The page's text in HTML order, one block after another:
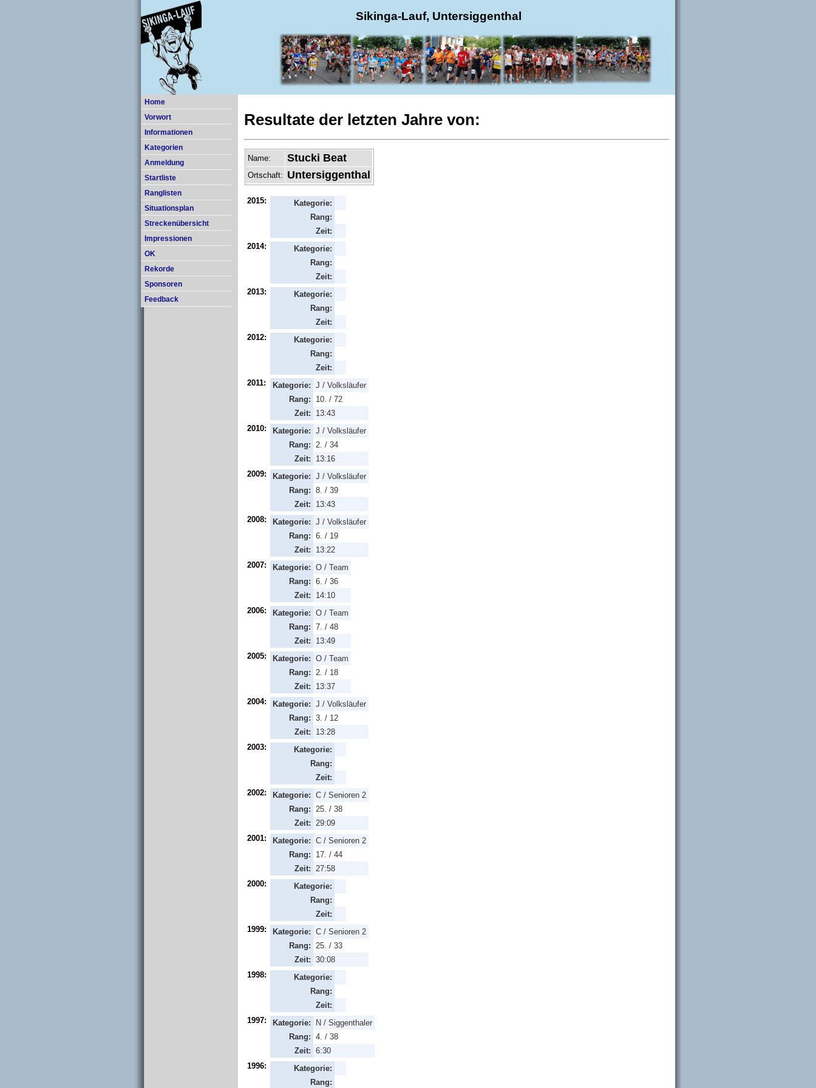
Sikinga-Lauf, Untersiggenthal
Home
Vorwort
Informationen
Kategorien
Anmeldung
Startliste
Ranglisten
Situationsplan
Streckenübersicht
Impressionen
OK
Rekorde
Sponsoren
Feedback
Resultate der letzten Jahre von:
Name: Stucki Beat
Ortschaft: Untersiggenthal
2015:
Kategorie:
Rang:
Zeit:
2014:
Kategorie:
Rang:
Zeit:
2013:
Kategorie:
Rang:
Zeit:
2012:
Kategorie:
Rang:
Zeit:
2011:
Kategorie: J / Volksläufer
Rang:
10. / 72
Zeit:
13:43
2010:
Kategorie: J / Volksläufer
Rang:
2. / 34
Zeit:
13:16
2009:
Kategorie: J / Volksläufer
Rang: 8. / 39
Zeit:
13:43
2008:
Kategorie: J / Volksläufer
Rang: 6. / 19
Zeit:
13:22
2007:
Kategorie: O / Team
Rang: 6. / 36
Zeit:
14:10
2006:
Kategorie: O / Team
Rang: 7. / 48
Zeit:
13:49
2005:
Kategorie: O / Team
Rang:
2. / 18
Zeit:
13:37
2004:
Kategorie: J / Volksläufer
Rang: 3. / 12
Zeit:
13:28
2003:
Kategorie:
Rang:
Zeit:
2002:
Kategorie: C / Senioren 2
Rang:
25. / 38
Zeit:
29:09
2001:
Kategorie: C / Senioren 2
Rang:
17. / 44
Zeit:
27:58
2000:
Kategorie:
Rang:
Zeit:
1999:
Kategorie: C / Senioren 2
Rang:
25. / 33
Zeit: 30:08
1998:
Kategorie:
Rang:
Zeit:
1997:
Kategorie:
N / Siggenthaler
Rang: 4. / 38
Zeit: 6:30
1996:
Kategorie:
Rang: